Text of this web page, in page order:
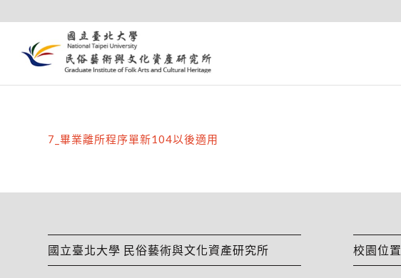
7_畢業離所程序單新104以後適用
國立臺北大學 民俗藝術與文化資產研究所 校園位置